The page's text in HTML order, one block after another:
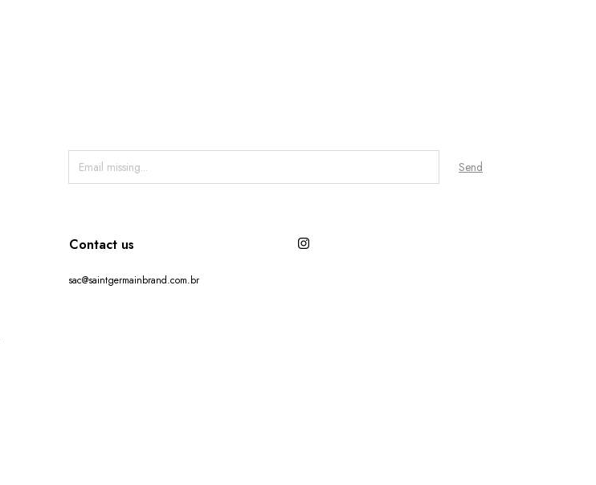
Contact us
sac@saintgermainbrand.com.br